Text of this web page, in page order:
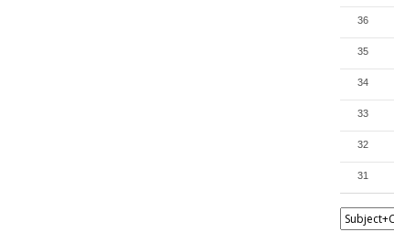
36
35
34
33
32
31